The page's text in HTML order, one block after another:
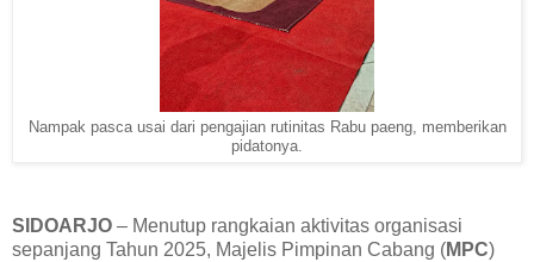
Nampak pasca usai dari pengajian rutinitas Rabu paeng, memberikan
pidatonya.
SIDOARJO – Menutup rangkaian aktivitas organisasi
sepanjang Tahun 2025, Majelis Pimpinan Cabang (MPC)